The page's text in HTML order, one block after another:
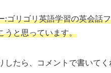
:ゴリゴリ英語学習の英会話
うと思っています。
たら、コメントで書いてく